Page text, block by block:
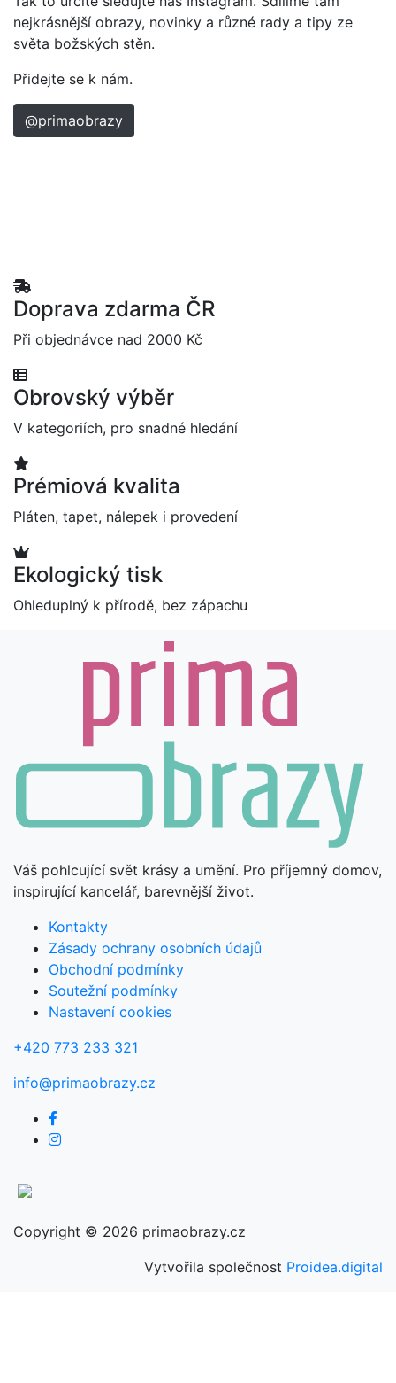
nejkrásnější obrazy, novinky a různé rady a tipy ze
světa božských stěn.
Přidejte se k nám.
@primaobrazy
Doprava zdarma ČR
Při objednávce nad 2000 Kč
Obrovský výběr
V kategoriích, pro snadné hledání
Prémiová kvalita
Pláten, tapet, nálepek i provedení
Ekologický tisk
Ohleduplný k přírodě, bez zápachu
Váš pohlcující svět krásy a umění. Pro příjemný domov,
inspirující kancelář, barevnější život.
Kontakty
Zásady ochrany osobních údajů
Obchodní podmínky
Soutežní podmínky
Nastavení cookies
+420 773 233 321
info@primaobrazy.cz
Copyright © 2026 primaobrazy.cz
Vytvořila společnost Proidea.digital